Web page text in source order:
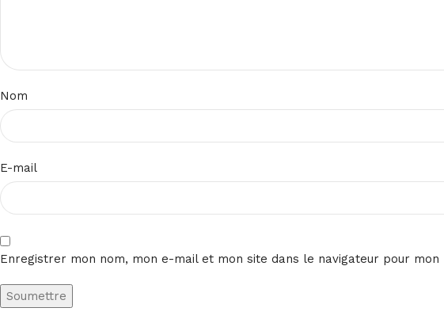
Nom
E-mail
Enregistrer mon nom, mon e-mail et mon site dans le navigateur pour mon